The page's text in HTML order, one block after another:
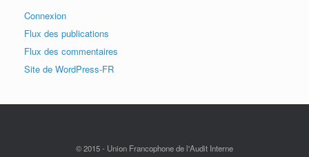
Connexion
Flux des publications
Flux des commentaires
Site de WordPress-FR
© 2015 - Union Francophone de l'Audit Interne